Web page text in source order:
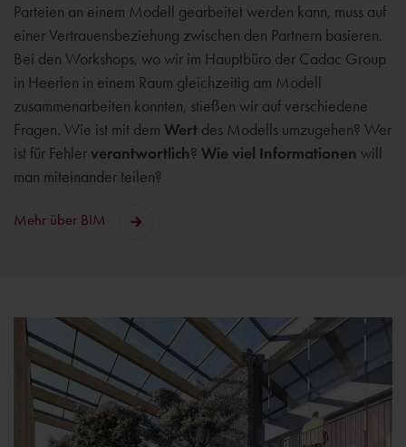
Parteien an einem Modell gearbeitet werden kann, muss auf
einer Vertrauensbeziehung zwischen den Partnern basieren.
Bei den Workshops, wo wir im Hauptbüro der Cadac Group
in Heerlen in einem Raum gleichzeitig am Modell
zusammenarbeiten konnten, stießen wir auf verschiedene
Fragen. Wie ist mit dem Wert des Modells umzugehen? Wer
ist für Fehlerverantwortlich? Wie viel Informationen will
man miteinander teilen?
Mehr über BIM